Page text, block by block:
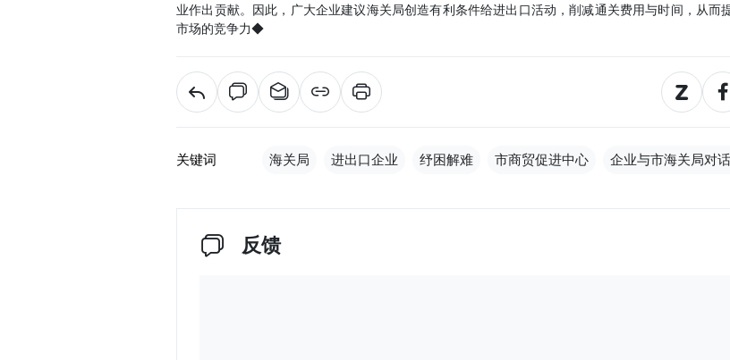
业作出贡献。因此，广大企业建议海关局创造有利条件给进出口活动，削减通关费用与时间，从而
市场的竞争力◆
关键词 海关局 进出口企业 纾困解难 市商贸促进中心 企业与市海关局对
反馈